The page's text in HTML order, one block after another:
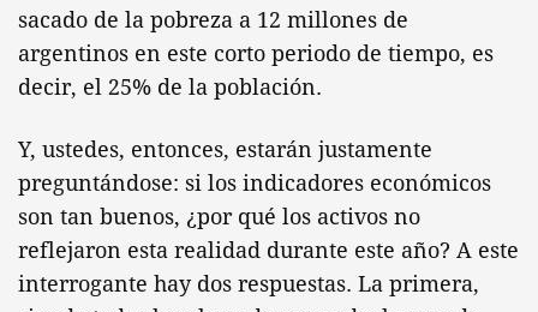
sacado de la pobreza a 12 millones de
argentinos en este corto periodo de tiempo, es
decir, el 25% de la población.
Y, ustedes, entonces, estarán justamente
preguntándose: si los indicadores económicos
son tan buenos, ¿por qué los activos no
reflejaron esta realidad durante este año? A este
interrogante hay dos respuestas. La primera,